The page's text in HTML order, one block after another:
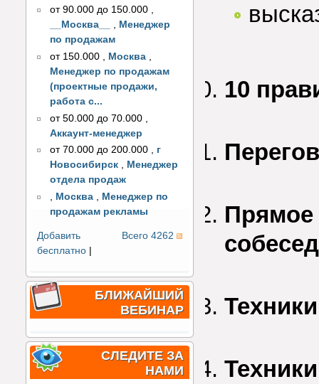
от 90.000 до 150.000 ,
__Москва__
, Менеджер
по продажам
от 150.000
Москва
Менеджер по продажам
(проектные продажи,
работа с...
от 50.000 до 70.000
Аккаунт-менеджер
от 70.000 до 200.000 , г
Новосибирск , Менеджер
отдела продаж
, Москва , Менеджер по
продажам рекламы
Всего 4262
Добавить
бесплатно
БЛИЖАЙШИЙ
ВЕБИНАР
СЛЕДИТЕ ЗА
НАМИ
10
Прямое